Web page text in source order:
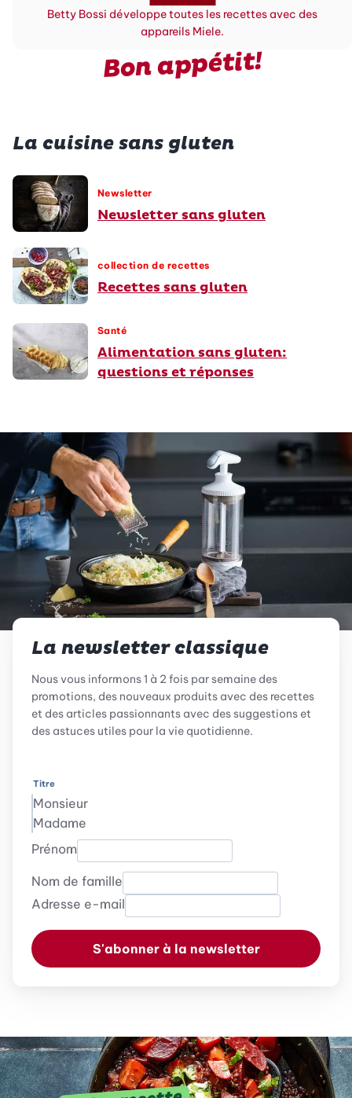
Betty Bossi développe toutes les recettes avec des
appareils Miele.
Bon appétit!
La cuisine sans gluten
Newsletter
Newsletter sans gluten
collection de recettes
Recettes sans gluten
Santé
Alimentation sans gluten:
questions et réponses
La newsletter classique
Nous vous informons 1 à 2 fois par semaine des
promotions, des nouveaux produits avec des recettes
et des articles passionnants avec des suggestions et
des astuces utiles pour la vie quotidienne.
Titre
Monsieur
Madame
Prénom
Nom de famille
Adresse e-mail
S'abonner à la newsletter